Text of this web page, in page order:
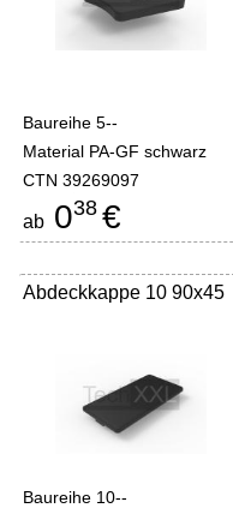
Baureihe 5--
Material PA-GF schwarz
CTN 39269097
ab 038 €
Abdeckkappe 10 90x45
Baureihe 10--